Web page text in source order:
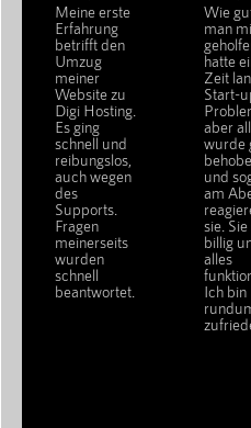
Meine erste
Erfahrung
betrifft den
Umzug
meiner
Website zu
Digi Hosting.
Es ging
schnell und
reibungslos,
auch wegen
des
Supports.
Fragen
meinerseits
wurden
schnell
beantwortet.
Wie
man
hatte
Zeit
Start-
aber
wurde
und
am
sie.
billig
alles
Ich bin